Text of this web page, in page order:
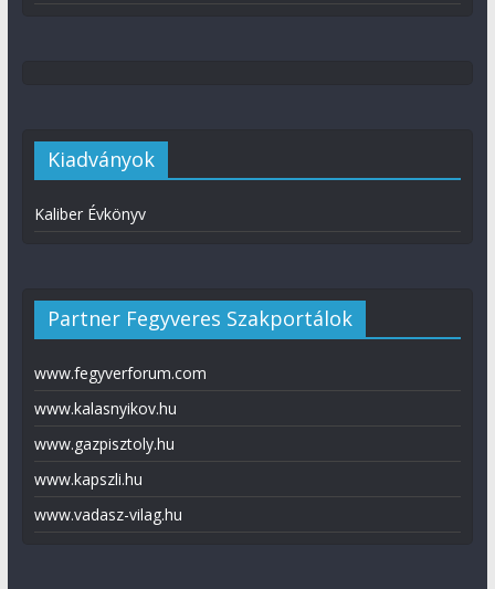
Kiadványok
Kaliber Évkönyv
Partner Fegyveres Szakportálok
www.fegyverforum.com
www.kalasnyikov.hu
www.gazpisztoly.hu
www.kapszli.hu
www.vadasz-vilag.hu